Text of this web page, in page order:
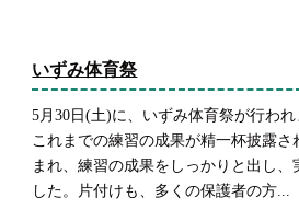
いずみ体育祭
5月30日(土)に、いずみ体育祭が行わ
これまでの練習の成果が精一杯披露さ
まれ、練習の成果をしっかりと出し、
した。片付けも、多くの保護者の方...